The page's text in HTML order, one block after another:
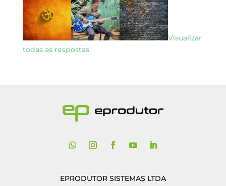
Visualizar
todas as respostas
EPRODUTOR SISTEMAS LTDA